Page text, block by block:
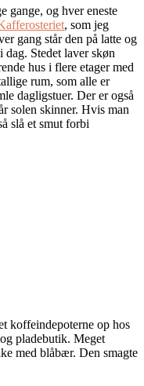
gange, og hver eneste
, som jeg
gang står den på latte og
dag. Stedet laver skøn
hus i flere etager med
rum, som alle er
dagligstuer. Der er også
solen skinner. Hvis man
slå et smut forbi
koffeindepoterne op hos
pladebutik. Meget
med blåbær. Den smagte